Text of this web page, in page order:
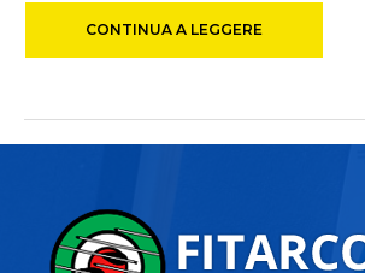
CONTINUA A LEGGERE